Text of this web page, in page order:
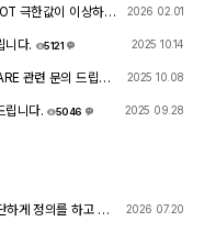
극한값이 이상하게
2026 02.01
니다.
5121
2025 10.14
관련 문의 드립니
2025 10.08
립니다.
5046
2025 09.28
하게 정의를 하고 결
2026 07.20